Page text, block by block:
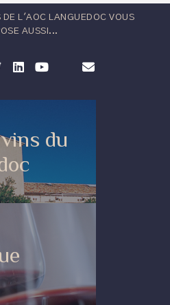
DE L'AOC LANGUEDOC VOUS
AUSSI...
du